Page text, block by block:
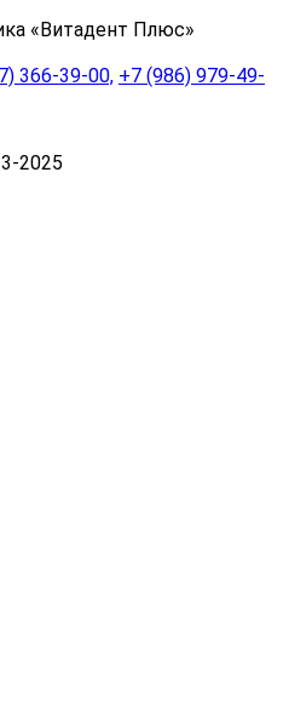
«Витадент Плюс»
366-39-00, +7 (986) 979-49-
2025